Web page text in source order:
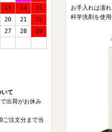
13 14
15
20 21
22
27 28
29
て
で出荷がお休み
注文分まで当
お手入れは濡
科学洗剤を使